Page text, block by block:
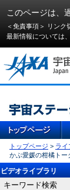
このページは、
＜免責事項＞ リンク
最新情報については、
トップページ > ライ
かぶ愛媛の柑橘トー
ビデオライブラリ
キーワード検索